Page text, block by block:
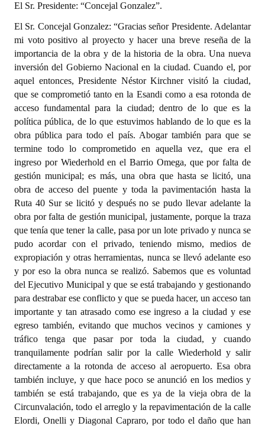
El Sr. Presidente: “Concejal Gonzalez”.
El Sr. Concejal Gonzalez: “Gracias señor Presidente. Adelantar
mi voto positivo al proyecto y hacer una breve reseña de la
importancia de la obra y de la historia de la obra. Una nueva
inversión del Gobierno Nacional en la ciudad. Cuando el, por
aquel entonces, Presidente Néstor Kirchner visitó la ciudad,
que se comprometió tanto en la Esandi como a esa rotonda de
acceso fundamental para la ciudad; dentro de lo que es la
política pública, de lo que estuvimos hablando de lo que es la
obra pública para todo el país. Abogar también para que se
termine todo lo comprometido en aquella vez, que era el
ingreso por Wiederhold en el Barrio Omega, que por falta de
gestión municipal; es más, una obra que hasta se licitó, una
obra de acceso del puente y toda la pavimentación hasta la
Ruta 40 Sur se licitó y después no se pudo llevar adelante la
obra por falta de gestión municipal, justamente, porque la traza
que tenía que tener la calle, pasa por un lote privado y nunca se
pudo acordar con el privado, teniendo mismo, medios de
expropiación y otras herramientas, nunca se llevó adelante eso
y por eso la obra nunca se realizó. Sabemos que es voluntad
del Ejecutivo Municipal y que se está trabajando y gestionando
para destrabar ese conflicto y que se pueda hacer, un acceso tan
importante y tan atrasado como ese ingreso a la ciudad y ese
egreso también, evitando que muchos vecinos y camiones y
tráfico tenga que pasar por toda la ciudad, y cuando
tranquilamente podrían salir por la calle Wiederhold y salir
directamente a la rotonda de acceso al aeropuerto. Esa obra
también incluye, y que hace poco se anunció en los medios y
también se está trabajando, que es ya de la vieja obra de la
Circunvalación, todo el arreglo y la repavimentación de la calle
Elordi, Onelli y Diagonal Capraro, por todo el daño que han